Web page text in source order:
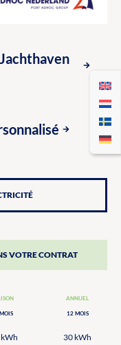
VOTRE CONTRAT
ANNUEL
12 MOIS
30 kWh